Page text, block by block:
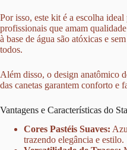
Por isso, este kit é a escolha ideal
profissionais que amam
à base de água são atóxicas e
todos.
Além disso, o design anatômico
das canetas garantem conforto e
Vantagens e Características do
Cores Pastéis Suaves:
trazendo elegância e estilo.